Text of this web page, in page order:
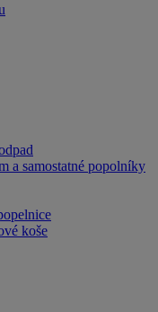
a samostatné popolníky
koše